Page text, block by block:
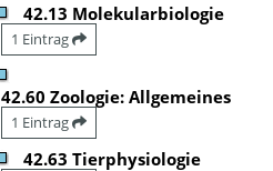
42.13 Molekularbiologie
1 Eintrag
42.60 Zoologie: Allgemeines
1 Eintrag
42.63 Tierphysiologie